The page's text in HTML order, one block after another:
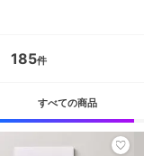
185
すべての商品